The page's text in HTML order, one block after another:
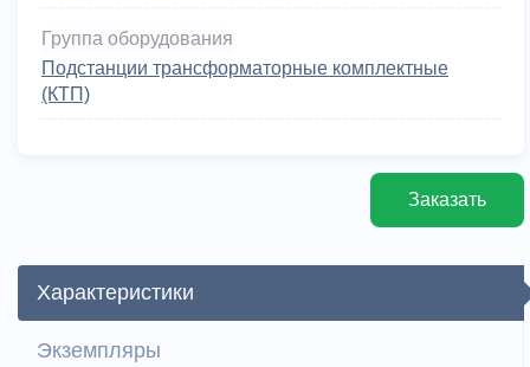
Группа оборудования
Подстанции трансформаторные комплектные
(КТП)
Заказать
Характеристики
Экземпляры